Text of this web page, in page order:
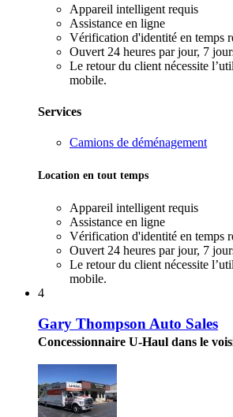
Appareil intelligent requis
Assistance en ligne
Vérification d'identité en temps
Ouvert 24 heures par jour, 7
Le retour du client nécessite
mobile.
Services
Camions de déménagement
Location en tout temps
Appareil intelligent requis
Assistance en ligne
Vérification d'identité en temps
Ouvert 24 heures par jour, 7
Le retour du client nécessite
mobile.
4
Gary Thompson Auto Sales
Concessionnaire U-Haul dans le